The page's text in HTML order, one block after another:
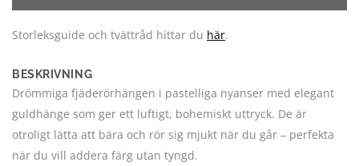
Storleksguide och tvättråd hittar du här.
BESKRIVNING
Drömmiga fjäderörhängen i pastelliga nyanser med elegant
guldhänge som ger ett luftigt, bohemiskt uttryck. De är
otroligt lätta att bära och rör sig mjukt när du går – perfekta
när du vill addera färg utan tyngd.